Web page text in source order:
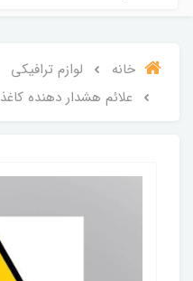
خانه لوازم ترافیکی
علائم هشدار دهنده